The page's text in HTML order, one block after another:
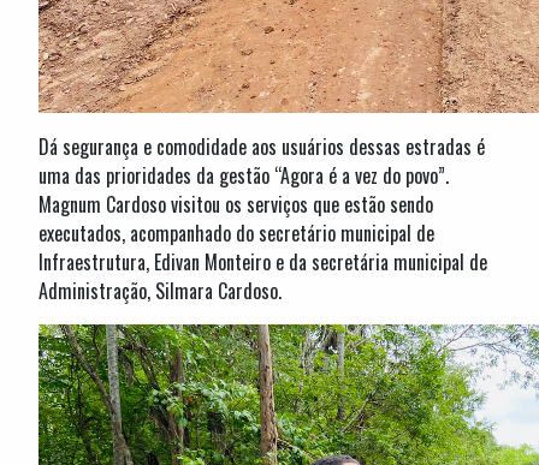
Dá segurança e comodidade aos usuários dessas estradas é
uma das prioridades da gestão “Agora é a vez do povo”.
Magnum Cardoso visitou os serviços que estão sendo
executados, acompanhado do secretário municipal de
Infraestrutura, Edivan Monteiro e da secretária municipal de
Administração, Silmara Cardoso.